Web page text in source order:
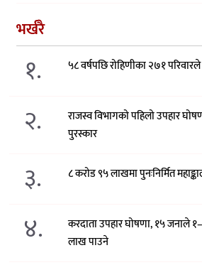
भर्खरै
१. ५८ वर्षपछि रोहिणीका २७१
२.
राजस्व विभागको पहिलो उपहार
पुरस्कार
३. ८ करोड ९५ लाखमा पुनःनिर्मित
४.
करदाता उपहार घोषणा, १५ जनाले
लाख पाउने